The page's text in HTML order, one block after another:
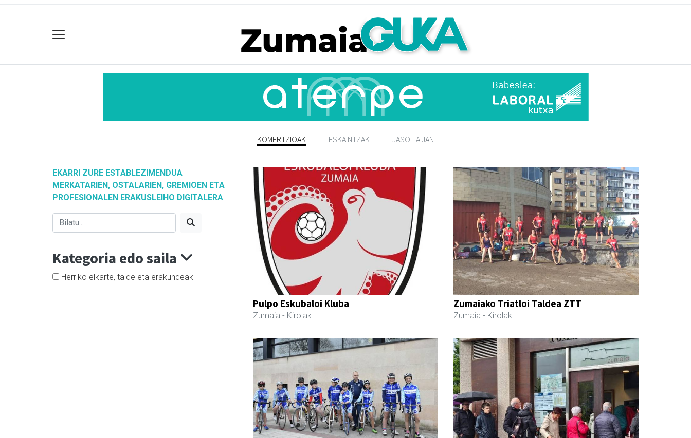
KOMERTZIOAK ESKAINTZAK JASO TA JAN
EKARRI ZURE ESTABLEZIMENDUA
MERKATARIEN, OSTALARIEN, GREMIOEN ETA
PROFESIONALEN ERAKUSLEIHO DIGITALERA
Kategoria edo saila
Herriko elkarte, talde eta erakundeak
Pulpo Eskubaloi Kluba
Zumaia - Kirolak
Zumaiako Triatloi Taldea ZTT
Zumaia - Kirolak